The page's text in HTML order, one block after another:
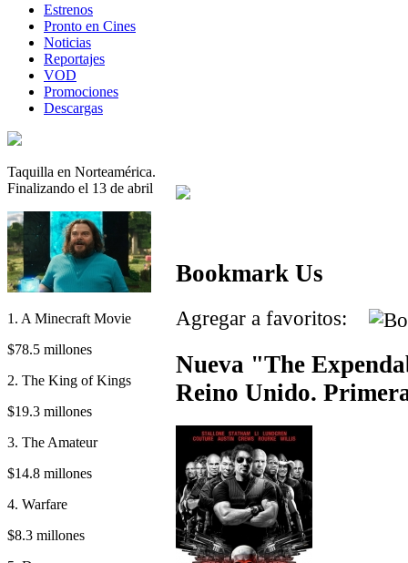
Estrenos
Pronto en Cines
Noticias
Reportajes
VOD
Promociones
Descargas
Taquilla en Norteamérica.
Finalizando el 13 de abril
1. A Minecraft Movie
$78.5 millones
2. The King of Kings
$19.3 millones
3. The Amateur
$14.8 millones
4. Warfare
$8.3 millones
Bookmark Us
Agregar a favoritos:
Nueva "The
Reino Unido.